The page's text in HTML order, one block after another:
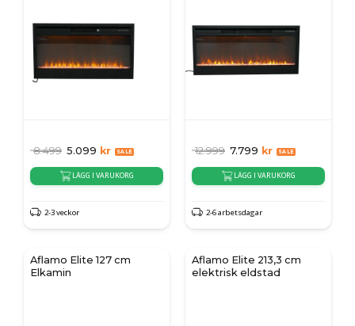
8.499 5.099 kr
LÄGG I VARUKORG
2-3 veckor
12.999 7.799 kr
LÄGG I VARUKORG
2-6 arbetsdagar
Aflamo Elite 127 cm
Elkamin
Aflamo Elite 213,3 cm
elektrisk eldstad